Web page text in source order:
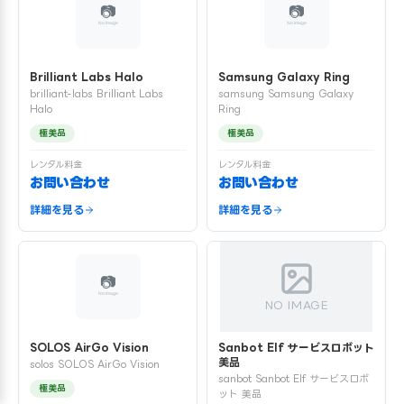
Brilliant Labs Halo
brilliant-labs Brilliant Labs
Halo
極美品
レンタル料金
お問い合わせ
詳細を見る
Samsung Galaxy Ring
samsung Samsung Galaxy
Ring
極美品
レンタル料金
お問い合わせ
詳細を見る
SOLOS AirGo Vision
solos SOLOS AirGo Vision
極美品
NO IMAGE
Sanbot Elf サービスロボット
美品
sanbot Sanbot Elf サービスロボ
ット 美品